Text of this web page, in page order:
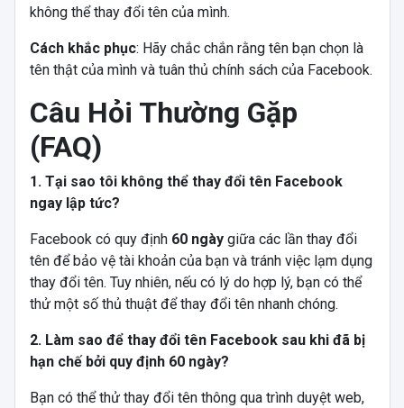
không thể thay đổi tên của mình.
Cách khắc phục: Hãy chắc chắn rằng tên bạn chọn là
tên thật của mình và tuân thủ chính sách của Facebook.
Câu Hỏi Thường Gặp
(FAQ)
1. Tại sao tôi không thể thay đổi tên Facebook
ngay lập tức?
Facebook có quy định 60 ngàygiữa các lần thay đổi
tên để bảo vệ tài khoản của bạn và tránh việc lạm dụng
thay đổi tên. Tuy nhiên, nếu có lý do hợp lý, bạn có thể
thử một số thủ thuật để thay đổi tên nhanh chóng.
2. Làm sao để thay đổi tên Facebook sau khi đã bị
hạn chế bởi quy định 60 ngày?
Bạn có thể thử thay đổi tên thông qua trình duyệt web,